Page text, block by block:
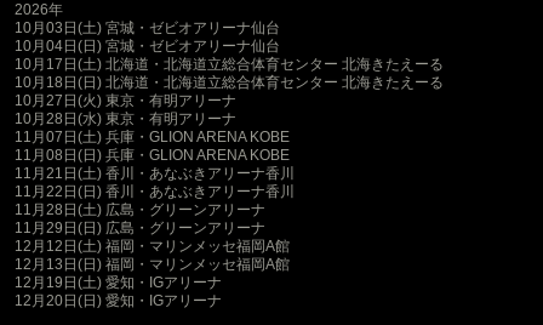
2026年
10月03 日(土) 宮城・ゼビオアリーナ仙台
10月04日(日) 宮城・ゼビオアリーナ仙台
10月 17 日(土) 北海道・北海道立総合体育センター 北海きたえーる
10月 18 日(日) 北海道・北海道立総合体育センター 北海きたえーる
10月27 日(火)東京・有明アリーナ
10月28 日(水)東京・有明アリーナ
11 月07 日(土)兵庫・GLION ARENA KOBE
11 月08 日(日)兵庫・GLION ARENA KOBE
11 月21 日(土)香川・あなぶきアリーナ香川
11 月22 日(日)香川・あなぶきアリーナ香川
11 月28 日(土) 広島・グリーンアリーナ
11 月29 日(日) 広島・グリーンアリーナ
12 月 12 日(土)福岡・マリンメッセ福岡A館
12 月 13 日(日)福岡・マリンメッセ福岡A館
12 月 19 日(土)愛知・ IGアリーナ
12 月20日(日)愛知・ IGアリーナ